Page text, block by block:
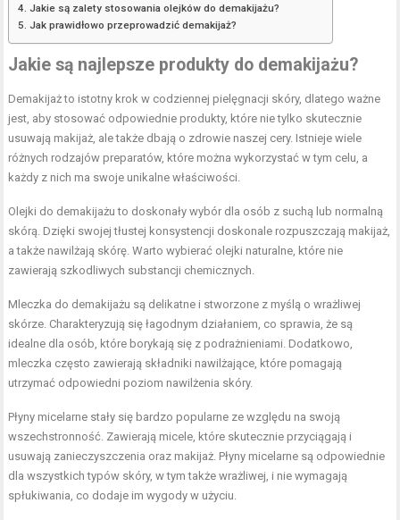
Jakie są zalety stosowania olejków do demakijażu?
Jak prawidłowo przeprowadzić demakijaż?
Jakie są najlepsze produkty do demakijażu?
Demakijaż to istotny krok w codziennej pielęgnacji skóry, dlatego ważne
jest, aby stosować odpowiednie produkty, które nie tylko skutecznie
usuwają makijaż, ale także dbają o zdrowie naszej cery. Istnieje wiele
różnych rodzajów preparatów, które można wykorzystać w tym celu, a
każdy z nich ma swoje unikalne właściwości.
Olejki do demakijażu to doskonały wybór dla osób z suchą lub normalną
skórą. Dzięki swojej tłustej konsystencji doskonale rozpuszczają makijaż,
a także nawilżają skórę. Warto wybierać olejki naturalne, które nie
zawierają szkodliwych substancji chemicznych.
Mleczka do demakijażu są delikatne i stworzone z myślą o wrażliwej
skórze. Charakteryzują się łagodnym działaniem, co sprawia, że są
idealne dla osób, które borykają się z podrażnieniami. Dodatkowo,
mleczka często zawierają składniki nawilżające, które pomagają
utrzymać odpowiedni poziom nawilżenia skóry.
Płyny micelarne stały się bardzo popularne ze względu na swoją
wszechstronność. Zawierają micele, które skutecznie przyciągają i
usuwają zanieczyszczenia oraz makijaż. Płyny micelarne są odpowiednie
dla wszystkich typów skóry, w tym także wrażliwej, i nie wymagają
spłukiwania, co dodaje im wygody w użyciu.